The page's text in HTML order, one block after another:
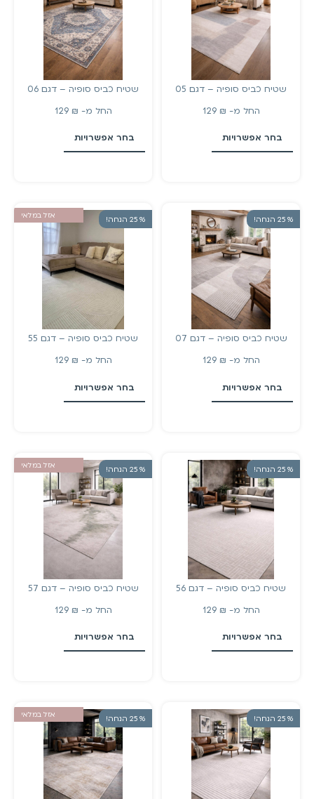
שטיח כביס סופיה – דגם 05
החל מ-
129 ₪
בחר אפשרויות
שטיח כביס סופיה – דגם 06
החל מ-
129 ₪
בחר אפשרויות
% 25 הנחה!
שטיח כביס סופיה – דגם 07
החל מ-
129 ₪
בחר אפשרויות
אזל במלאי % 25 הנחה!
שטיח כביס סופיה – דגם 55
החל מ-
129 ₪
בחר אפשרויות
% 25 הנחה!
שטיח כביס סופיה – דגם 56
החל מ-
129 ₪
בחר אפשרויות
אזל במלאי % 25 הנחה!
שטיח כביס סופיה – דגם 57
החל מ-
129 ₪
בחר אפשרויות
% 25 הנחה! אזל במלאי % 25 הנחה!